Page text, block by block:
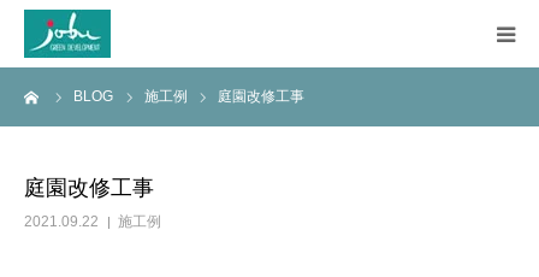
BLOG 施工例 庭園改修工事
庭園改修工事
2021.09.22 施工例
HOME